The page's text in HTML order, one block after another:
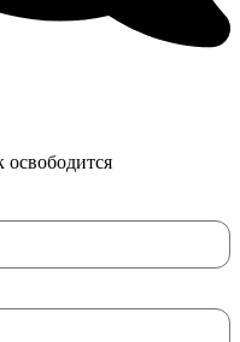
освободится